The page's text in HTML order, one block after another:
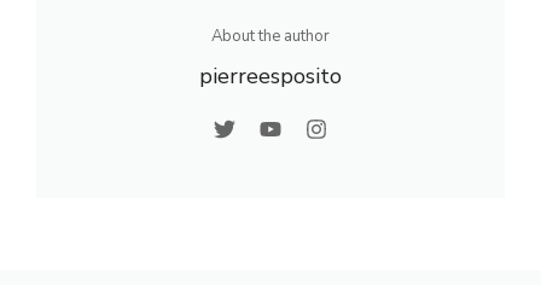
About the author
pierreesposito